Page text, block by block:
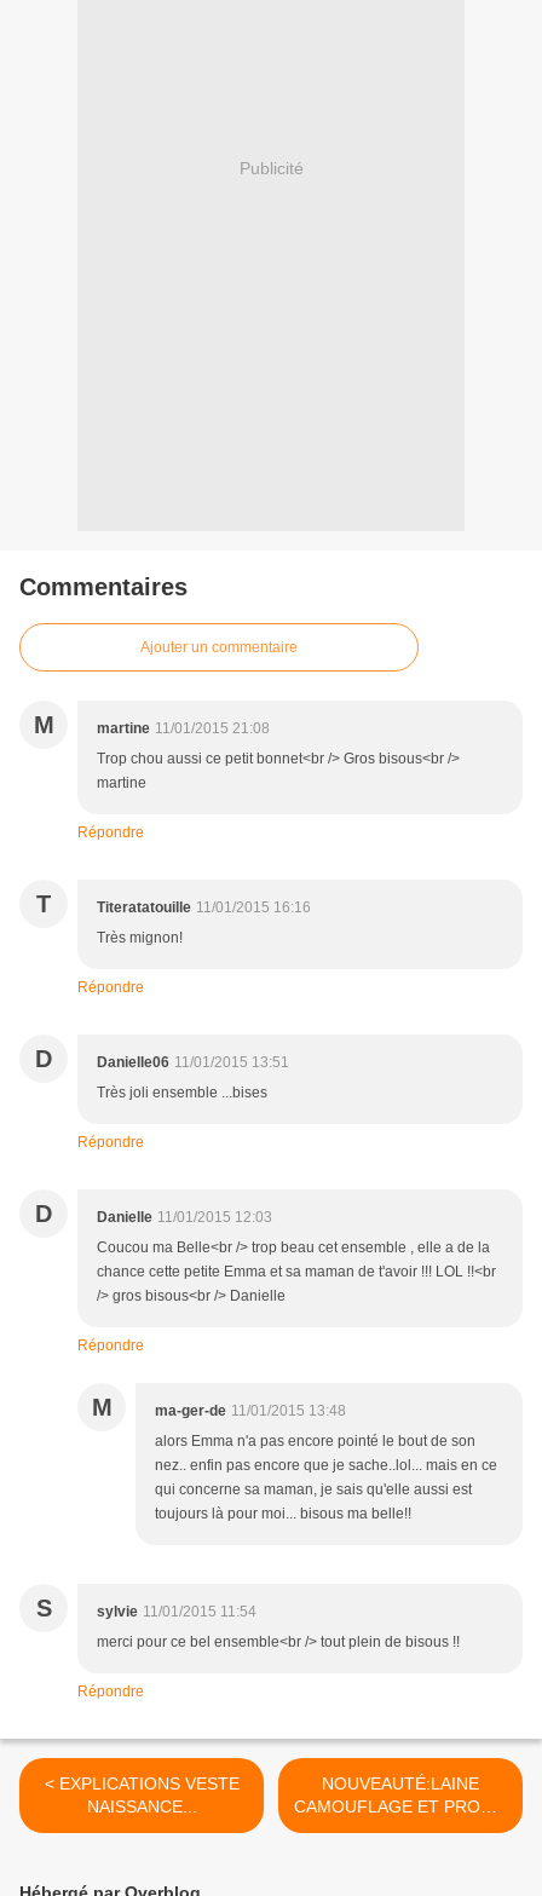
Publicité
Commentaires
Ajouter un commentaire
M martine 11/01/2015 21:08
Trop chou aussi ce petit bonnet<br /> Gros bisous<br />
martine
Répondre
T Titeratatouille 11/01/2015 16:16
Très mignon!
Répondre
D Danielle06 11/01/2015 13:51
Très joli ensemble ...bises
Répondre
D Danielle 11/01/2015 12:03
Coucou ma Belle<br /> trop beau cet ensemble , elle a de la
chance cette petite Emma et sa maman de t'avoir !!! LOL !!<br
/> gros bisous<br /> Danielle
Répondre
M ma-ger-de 11/01/2015 13:48
alors Emma n'a pas encore pointé le bout de son
nez.. enfin pas encore que je sache..lol... mais en ce
qui concerne sa maman, je sais qu'elle aussi est
toujours là pour moi... bisous ma belle!!
S sylvie 11/01/2015 11:54
merci pour ce bel ensemble<br /> tout plein de bisous !!
Répondre
< EXPLICATIONS VESTE
NAISSANCE...
NOUVEAUTÉ:LAINE
CAMOUFLAGE ET PROMO
DU MARDI... >